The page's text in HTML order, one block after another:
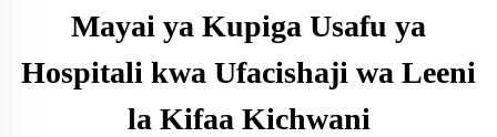
Mayai ya Kupiga Usafu ya
Hospitali kwa Ufacishaji wa Leeni
la Kifaa Kichwani